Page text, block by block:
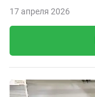
17 апреля 2026